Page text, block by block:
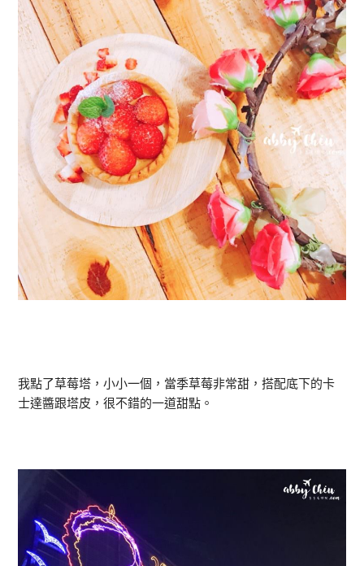
我點了草莓塔，小小一個，當季草莓非常甜，搭配底下的卡
士達醬跟塔皮，很不錯的一道甜點。